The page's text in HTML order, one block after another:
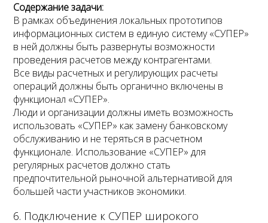
Содержание задачи:
В рамках объединения локальных прототипов
информационных систем в единую систему «СУПЕР»
в ней должны быть развернуты возможности
проведения расчетов между контрагентами.
Все виды расчетных и регулирующих расчеты
операций должны быть органично включены в
функционал «СУПЕР».
Люди и организации должны иметь возможность
использовать «СУПЕР» как замену банковскому
обслуживанию и не теряться в расчетном
функционале. Использование «СУПЕР» для
регулярных расчетов должно стать
предпочтительной рыночной альтернативой для
большей части участников экономики.
6. Подключение к СУПЕР широкого